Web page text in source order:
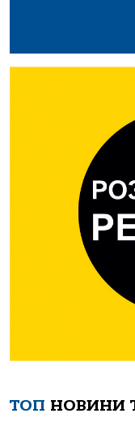
ТОП НОВИНИ